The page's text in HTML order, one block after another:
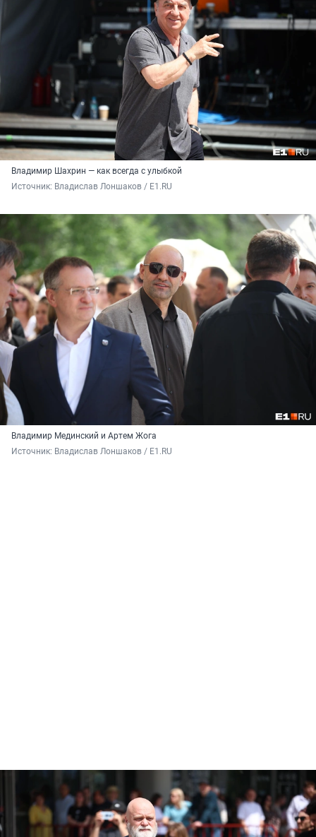
Владимир Шахрин — как всегда с улыбкой
Источник: Владислав Лоншаков / E1.RU
Владимир Мединский и Артем Жога
Источник: Владислав Лоншаков / E1.RU